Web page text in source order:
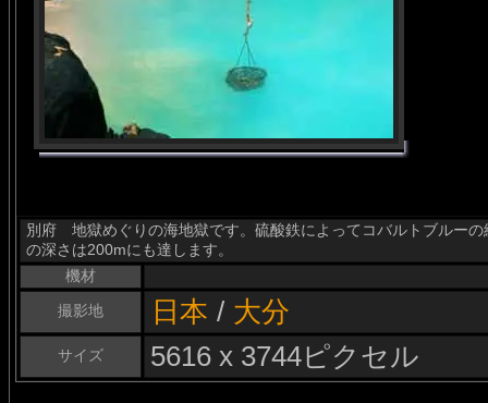
別府 地獄めぐりの海地獄です。硫酸鉄によってコバルトブルー
の深さは200mにも達します。
機材
撮影地
日本 / 大分
サイズ 5616 x 3744ピクセル